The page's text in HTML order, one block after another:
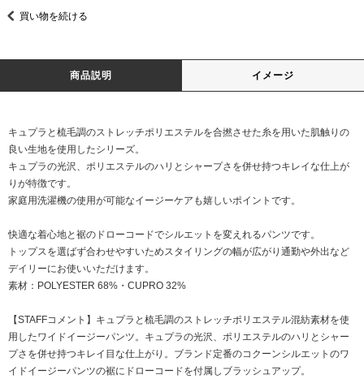
買い物を続ける
商品説明 イメージ
キュプラと梳毛調のストレッチポリエステルを合撚させた糸を用いた肌触りの
良い生地を使用したシリーズ。
キュプラの光沢、ポリエステルのハリとシャープさを併せ持つキレイな仕上が
りが特徴です。
家庭用洗濯機の使用が可能なイージーケアも嬉しいポイントです。
快適な着心地と裾のドローコードでシルエットを変えれるパンツです。
トップスを選ばず合わせやすいためスタイリングの幅が広がり通勤や外出など
デイリーにお使いいただけます。
素材：POLYESTER 68%・CUPRO 32%
【STAFFコメント】キュプラと梳毛調のストレッチポリエステル混紡素材を使
用したワイドイージーパンツ。キュプラの光沢、ポリエステルのハリとシャー
プさを併せ持つキレイ目な仕上がり。ブランド定番のコクーンシルエットのワ
イドイージーパンツの裾にドローコードを付属しブラッシュアップ。